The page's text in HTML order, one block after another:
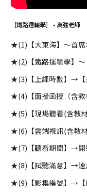
［鐵路運輸學］ - 高強老師
★(1)【大東海】～首席
★(2)【鐵路運輸學】
★(3)【上課時數】→【
★(4)【面授函授（含
★(5)【現場聽看(含教
★(6)【雲端視訊(含教
★(7)【聽看期間】→開
★(8)【試聽滿意】→速
★(9)【影集編號】→【